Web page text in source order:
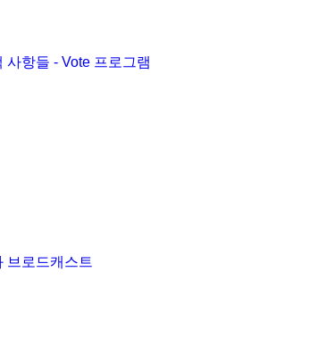
사항들 - Vote 프로그램
브로드캐스트